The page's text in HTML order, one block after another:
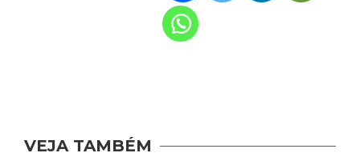
VEJA TAMBÉM